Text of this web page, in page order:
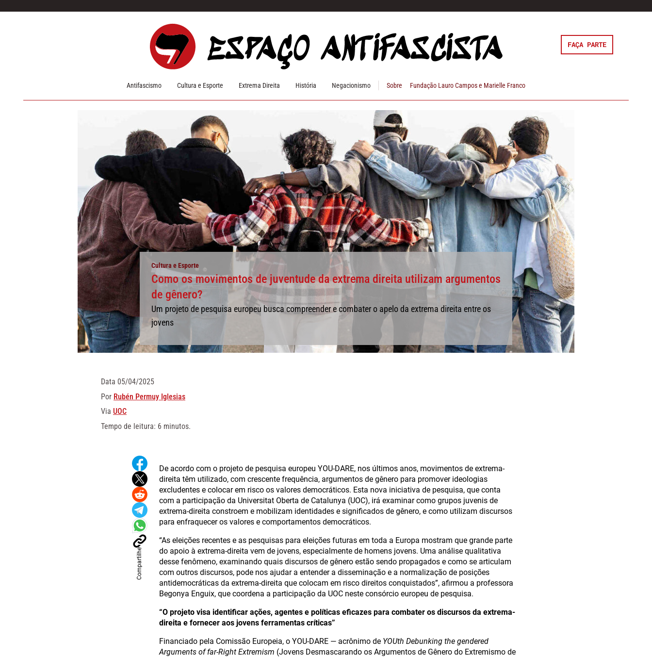
FAÇA PARTE
Antifascismo Cultura e Esporte Extrema Direita História Negacionismo Sobre Fundação Lauro Campos e Marielle Franco
Cultura e Esporte
Como os movimentos de juventude da extrema direita utilizam argumentos
de gênero?
Um projeto de pesquisa europeu busca compreender e combater o apelo da extrema direita entre os
jovens
Data 05/04/2025
Por Rubén Permuy Iglesias
Via UOC
Tempo de leitura: 6 minutos.
Compartilhe
De acordo com o projeto de pesquisa europeu YOU-DARE, nos últimos anos, movimentos de extrema-
direita têm utilizado, com crescente frequência, argumentos de gênero para promover ideologias
excludentes e colocar em risco os valores democráticos. Esta nova iniciativa de pesquisa, que conta
com a participação da Universitat Oberta de Catalunya (UOC), irá examinar como grupos juvenis de
extrema-direita constroem e mobilizam identidades e significados de gênero, e como utilizam discursos
para enfraquecer os valores e comportamentos democráticos.
“As eleições recentes e as pesquisas para eleições futuras em toda a Europa mostram que grande parte
do apoio à extrema-direita vem de jovens, especialmente de homens jovens. Uma análise qualitativa
desse fenômeno, examinando quais discursos de gênero estão sendo propagados e como se articulam
com outros discursos, pode nos ajudar a entender a disseminação e a normalização de posições
antidemocráticas da extrema-direita que colocam em risco direitos conquistados”, afirmou a professora
Begonya Enguix, que coordena a participação da UOC neste consórcio europeu de pesquisa.
“O projeto visa identificar ações, agentes e políticas eficazes para combater os discursos da extrema-
direita e fornecer aos jovens ferramentas críticas”
Financiado pela Comissão Europeia, o YOU-DARE — acrônimo de YOUth Debunking the gendered
Arguments of far-Right Extremism (Jovens Desmascarando os Argumentos de Gênero do Extremismo de